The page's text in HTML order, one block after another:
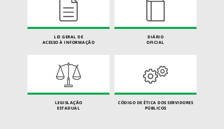
LEI GERAL DE
ACESSO À INFORMAÇÃO
DIÁRIO
OFICIAL
LEGISLAÇÃO
ESTADUAL
CÓDIGO DE ÉTICA DOS SERVIDORES
PÚBLICOS